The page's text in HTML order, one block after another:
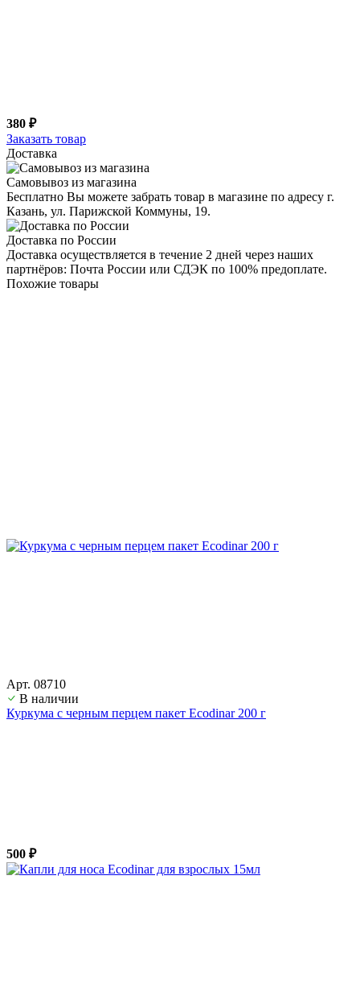
380 ₽
Заказать товар
Доставка
Самовывоз из магазина
Бесплатно Вы можете забрать товар в магазине по адресу г.
Казань, ул. Парижской Коммуны, 19.
Доставка по России
Доставка осуществляется в течение 2 дней через наших
партнёров: Почта России или СДЭК по 100% предоплате.
Похожие товары
Арт. 08710
В наличии
Куркума с черным перцем пакет Ecodinar 200 г
500 ₽